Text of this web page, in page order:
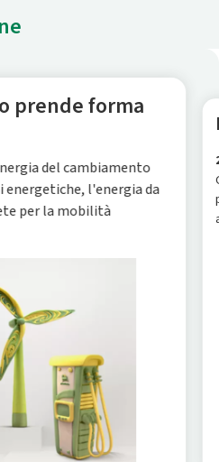
prende forma
del cambiamento
l'energia da
per la mobilità